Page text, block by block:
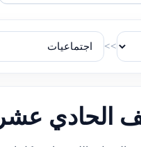
>>
الحادي